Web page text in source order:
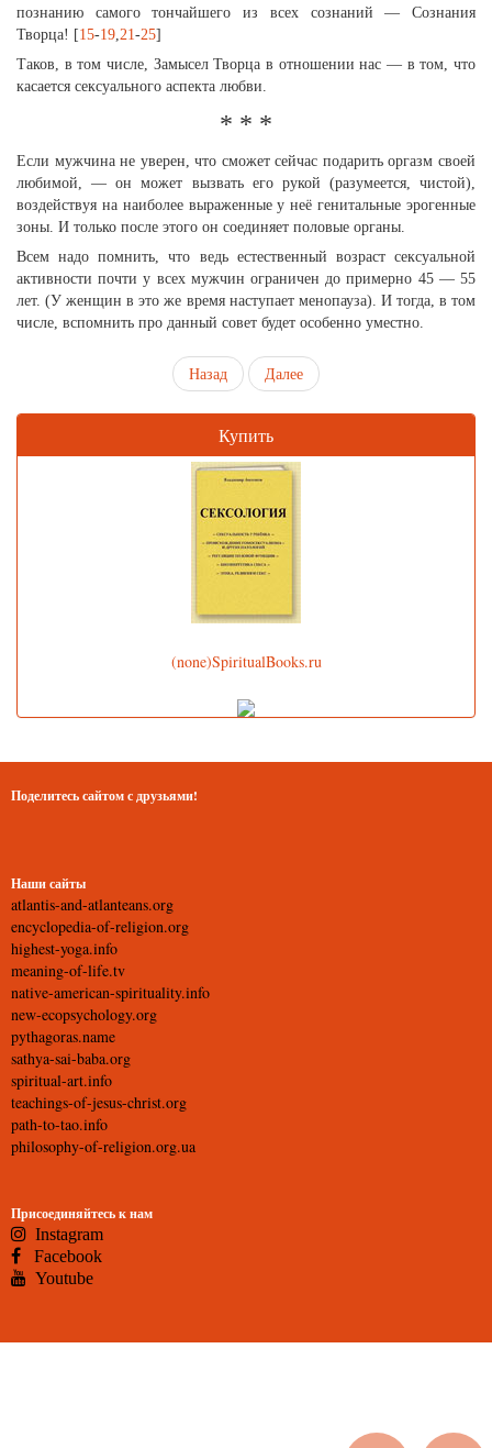
познанию самого тончайшего из всех сознаний — Сознания
Творца! [15-19,21-25]
Таков, в том числе, Замысел Творца в отношении нас — в том, что
касается сексуального аспекта любви.
* * *
Если мужчина не уверен, что сможет сейчас подарить оргазм своей
любимой, — он может вызвать его рукой (разумеется, чистой),
воздействуя на наиболее выраженные у неё генитальные эрогенные
зоны. И только после этого он соединяет половые органы.
Всем надо помнить, что ведь естественный возраст сексуальной
активности почти у всех мужчин ограничен до примерно 45 — 55
лет. (У женщин в это же время наступает менопауза). И тогда, в том
числе, вспомнить про данный совет будет особенно уместно.
Назад Далее
Купить
(none)SpiritualBooks.ru
Поделитесь сайтом с друзьями!
Наши сайты
atlantis-and-atlanteans.org
encyclopedia-of-religion.org
highest-yoga.info
meaning-of-life.tv
native-american-spirituality.info
new-ecopsychology.org
pythagoras.name
sathya-sai-baba.org
spiritual-art.info
teachings-of-jesus-christ.org
path-to-tao.info
philosophy-of-religion.org.ua
Присоединяйтесь к нам
Instagram
Facebook
Youtube